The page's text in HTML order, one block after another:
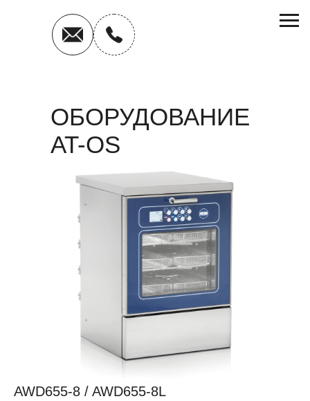
ОБОРУДОВАНИЕ
AT-OS
AWD655-8 / AWD655-8L